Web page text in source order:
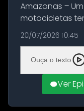
Amazonas –
motocicletas
Figueiredo de
de São
Amazonas. A
20/07/2026 10:45
Ouça o texto
Ver